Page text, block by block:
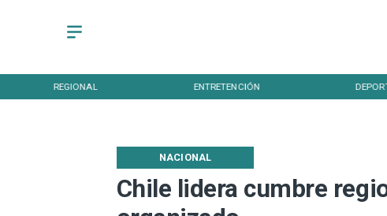
REGIONAL ENTRETENCIÓN
Chile lidera cumbre
NACIONAL